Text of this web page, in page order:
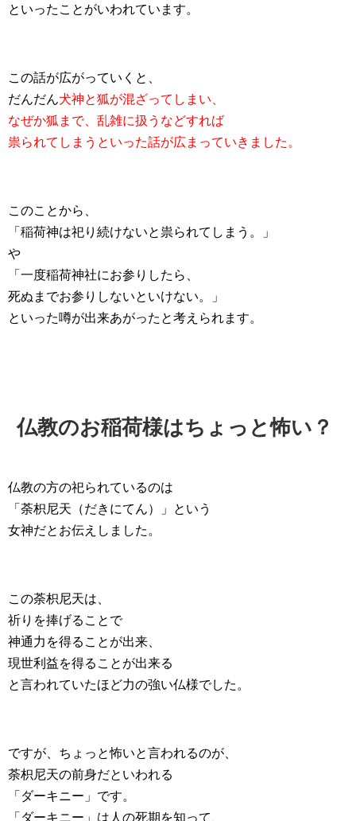
といったことがいわれています。
この話が広がっていくと、
だんだん犬神と狐が混ざってしまい、
なぜか狐まで、乱雑に扱うなどすれば
祟られてしまうといった話が広まっていきました。
このことから、
「稲荷神は祀り続けないと祟られてしまう。」
や
「一度稲荷神社にお参りしたら、
死ぬまでお参りしないといけない。」
といった噂が出来あがったと考えられます。
仏教のお稲荷様はちょっと怖い？
仏教の方の祀られているのは
「荼枳尼天（だきにてん）」という
女神だとお伝えしました。
この荼枳尼天は、
祈りを捧げることで
神通力を得ることが出来、
現世利益を得ることが出来る
と言われていたほど力の強い仏様でした。
ですが、ちょっと怖いと言われるのが、
荼枳尼天の前身だといわれる
「ダーキニー」です。
「ダーキニー」は人の死期を知って、